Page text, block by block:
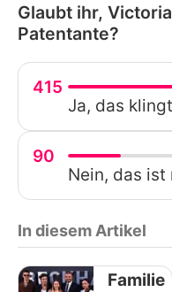
Glaubt ihr,
Patentante?
415
Ja, das
90
Nein, das
In diesem Artikel
Familie